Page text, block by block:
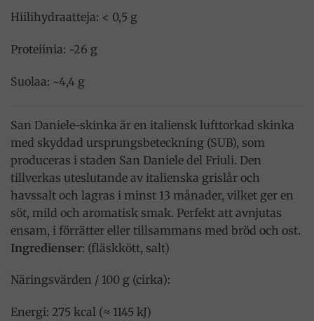
Hiilihydraatteja: < 0,5 g
Proteiinia: ~26 g
Suolaa: ~4,4 g
San Daniele-skinka är en italiensk lufttorkad skinka
med skyddad ursprungsbeteckning (SUB), som
produceras i staden San Daniele del Friuli. Den
tillverkas uteslutande av italienska grislår och
havssalt och lagras i minst 13 månader, vilket ger en
söt, mild och aromatisk smak. Perfekt att avnjutas
ensam, i förrätter eller tillsammans med bröd och ost.
Ingredienser: (fläskkött, salt)
Näringsvärden / 100 g (cirka):
Energi: 275 kcal (≈ 1145 kJ)